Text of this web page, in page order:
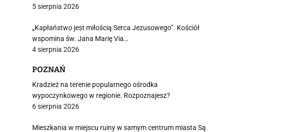
5 sierpnia 2026
„Kapłaństwo jest miłością Serca Jezusowego”. Kościół
wspomina św. Jana Marię Via…
4 sierpnia 2026
POZNAŃ
Kradzież na terenie popularnego ośrodka
wypoczynkowego w regionie. Rozpoznajesz?
6 sierpnia 2026
Mieszkania w miejscu ruiny w samym centrum miasta Są